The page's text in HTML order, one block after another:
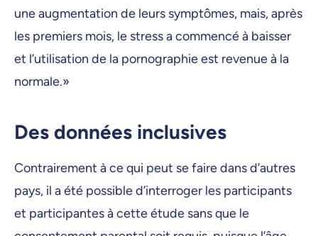
une augmentation de leurs symptômes, mais, après
les premiers mois, le stress a commencé à baisser
et l’utilisation de la pornographie est revenue à la
normale.»
Des données inclusives
Contrairement à ce qui peut se faire dans d’autres
pays, il a été possible d’interroger les participants
et participantes à cette étude sans que le